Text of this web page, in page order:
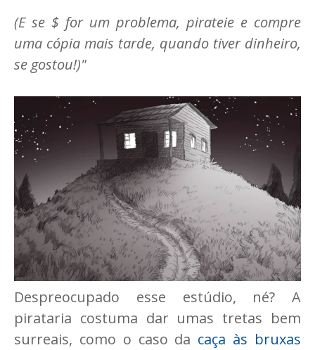
(E se $ for um problema, pirateie e compre
uma cópia mais tarde, quando tiver dinheiro,
se gostou!)"
Despreocupado esse estúdio, né? A
pirataria costuma dar umas tretas bem
surreais, como o caso da caça às bruxas